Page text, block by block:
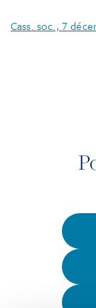
Cass. soc., 7